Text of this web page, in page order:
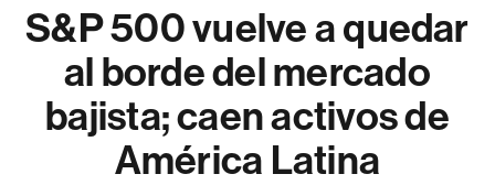
S&P 500 vuelve a quedar
al borde del mercado
bajista; caen activos de
América Latina